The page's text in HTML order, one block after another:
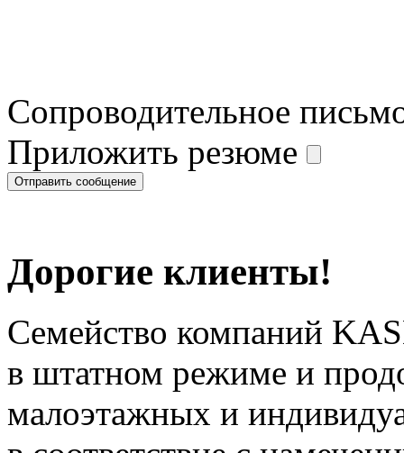
Сопроводительное
Приложить резюме
Дорогие клиенты!
Семейство компаний
в штатном режиме и
малоэтажных и